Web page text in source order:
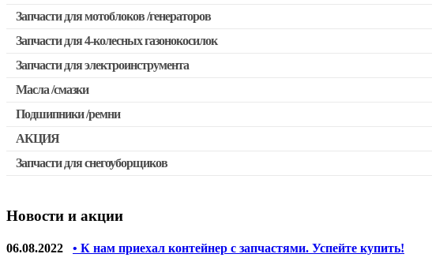
Запчасти для мотокос Stihl /Husqvarna /Oleo-mac /Echo и др.
Запчасти для мотоблоков /генераторов
Запчасти для 4-колесных газонокосилок
Запчасти для электроинструмента
Двигатели, редукторы для шуруповертов
Патроны для шуруповертов / перфораторов
Выключатели, переключатели
Запчасти для перфораторов и отбойных молотков
Запчасти для электроинструмента другие
Конденсаторы
Масла /смазки
Подшипники /ремни
АКЦИЯ
Скидка 50%
Запчасти для снегоуборщиков
Новости и акции
06.08.2022 • К нам приехал контейнер с запчастями. Успейте купить!